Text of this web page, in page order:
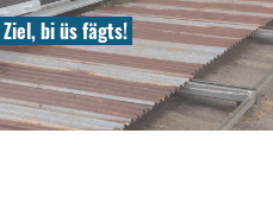
bi üs fägts!